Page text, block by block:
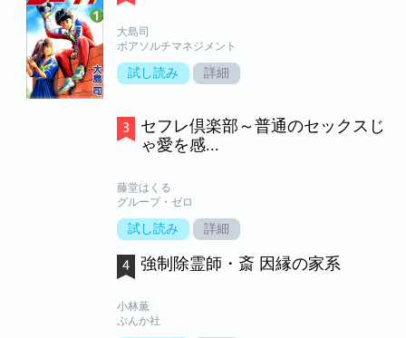
大島司
ボアソルチマネジメント
試し読み 詳細
セフレ倶楽部～普通のセックスじ
ゃ愛を感...
藤堂はくる
グループ・ゼロ
試し読み 詳細
強制除霊師・斎 因縁の家系
小林薫
ぶんか社